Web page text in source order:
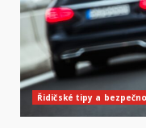
Řidičské tipy a